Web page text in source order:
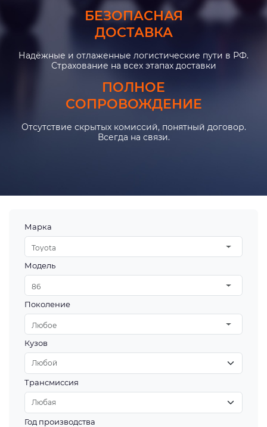
БЕЗОПАСНАЯ
ДОСТАВКА
Надёжные и отлаженные логистические пути в РФ.
Страхование на всех этапах доставки
ПОЛНОЕ
СОПРОВОЖДЕНИЕ
Отсутствие скрытых комиссий, понятный договор.
Всегда на связи.
Марка
Toyota
Модель
86
Поколение
Любое
Кузов
Трансмиссия
Год производства